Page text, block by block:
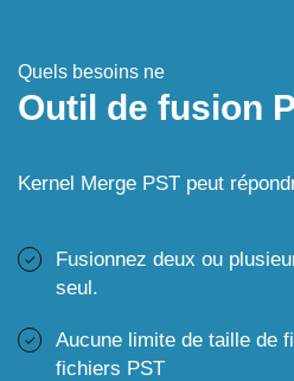
Quels besoins ne
Outil de fusion
Kernel Merge PST peut
Fusionnez deux ou
seul.
Aucune limite de taille de
fichiers PST